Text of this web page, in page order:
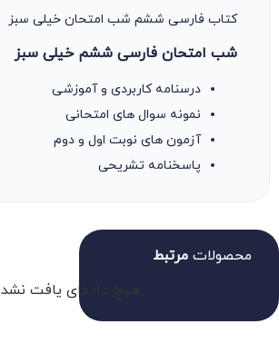
کتاب فارسی ششم شب امتحان خیلی سبز
شب امتحان فارسی ششم خیلی سبز
درسنامه کاربردی و آموزشی
نمونه سوال های امتحانی
آزمون های نوبت اول و دوم
پاسخنامه تشریحی
محصولات مرتبط
هیچ داده‌ای یافت نشد